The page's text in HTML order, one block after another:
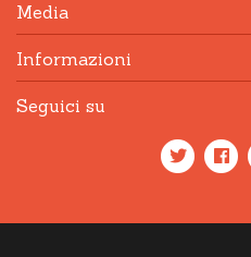
Media
Informazioni
Seguici su